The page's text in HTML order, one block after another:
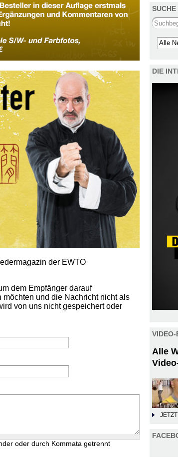
der EWTO
dem Empfänger darauf
und die Nachricht nicht als
von uns nicht gespeichert oder
oder durch Kommata getrennt
SUCHE
DIE
VIDEO-
Alle